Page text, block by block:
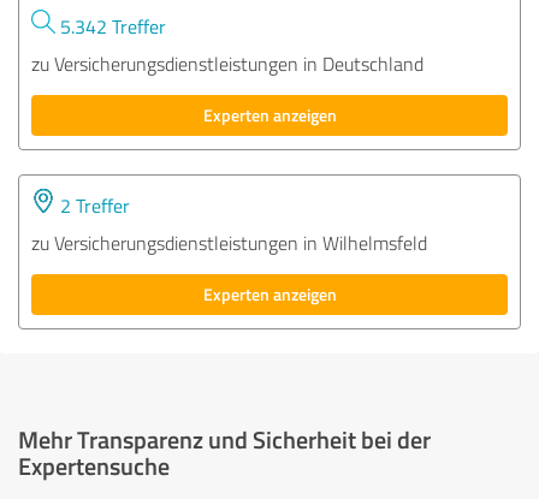
5.342 Treffer
zu Versicherungsdienstleistungen in Deutschland
Experten anzeigen
2 Treffer
zu Versicherungsdienstleistungen in Wilhelmsfeld
Experten anzeigen
Mehr Transparenz und Sicherheit bei der
Expertensuche